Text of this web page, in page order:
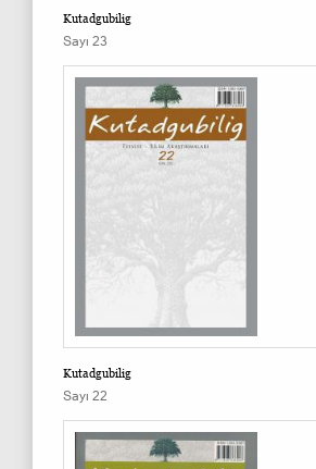
Kutadgubilig
Sayı 23
Kutadgubilig
Sayı 22